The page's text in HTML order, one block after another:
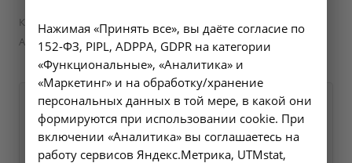
Компьютерная томография почек и надпочечников -
A06.28.009 в Ангарске
Оформите заявку на сайте,
мы свяжемся с вами в
ближайшее время и ответим
3300 ₽
Нажимая «Принять все», вы даёте согласие по
152-ФЗ, PIPL, ADPPA, GDPR на категории
«Функциональные», «Аналитика» и
«Маркетинг» и на обработку/хранение
персональных данных в той мере, в какой они
формируются при использовании cookie. При
включении «Аналитика» вы соглашаетесь на
работу сервисов Яндекс.Метрика, UTMstat,